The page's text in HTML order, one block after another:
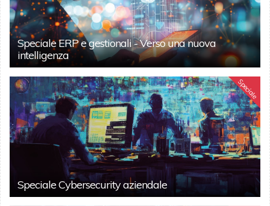
Speciale ERP e gestionali - Verso una nuova
intelligenza
Speciale
Speciale Cybersecurity aziendale